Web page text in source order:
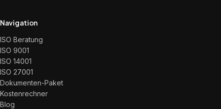
Navigation
ISO Beratung
ISO 9001
ISO 14001
ISO 27001
Dokumenten-Paket
Kostenrechner
Blog